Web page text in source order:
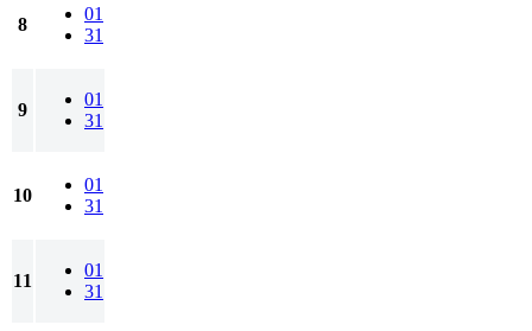
8
01
31
9
01
31
10
01
31
11
01
31